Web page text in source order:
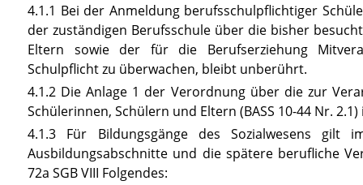
4.1.1 Bei der Anmeldung berufsschulpflichtiger
der zuständigen Berufsschule über die bisher
Eltern sowie der für die Berufserziehung
Schulpflicht zu überwachen, bleibt unberührt.
4.1.2 Die Anlage 1 der Verordnung über die zur
Schülerinnen, Schülern und Eltern (BASS 10-44 Nr.
4.1.3 Für Bildungsgänge des Sozialwesens gilt
Ausbildungsabschnitte und die spätere berufliche
72a SGB VIII Folgendes: